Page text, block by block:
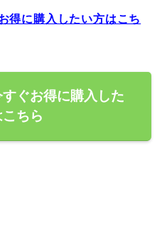
得に購入したい方はこち
ぐお得に購入した
ちら